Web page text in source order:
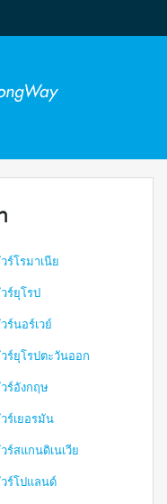
ร์โรมาเนีย
ร์ยุโรป
ร์นอร์เวย์
ร์ยุโรปตะวันออก
ร์อังกฤษ
ร์เยอรมัน
ร์สแกนดิเนเวีย
ร์โปแลนด์